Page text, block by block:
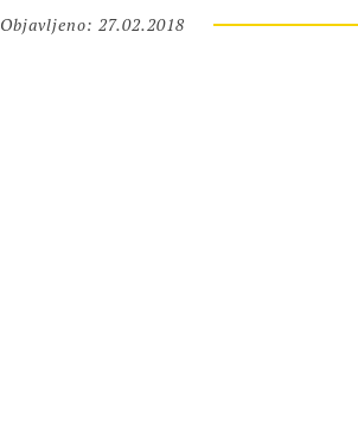
Objavljeno: 27.02.2018